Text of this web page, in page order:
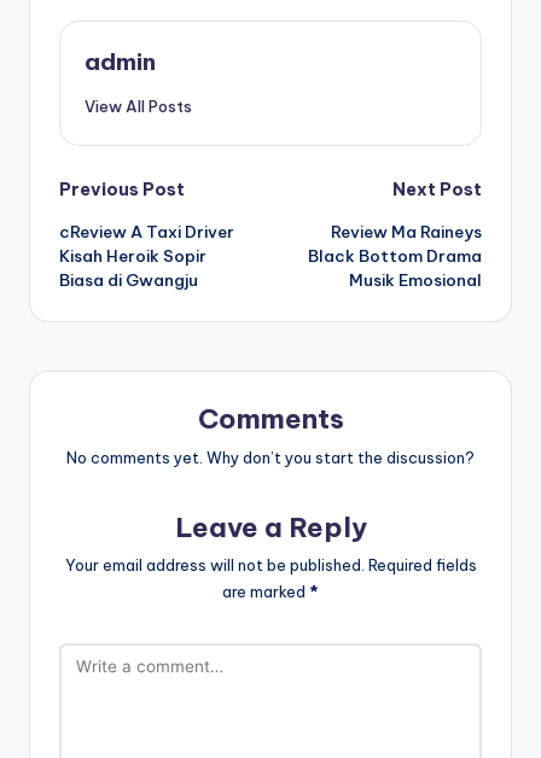
admin
View All Posts
Post
navigation
Previous Post
cReview A Taxi Driver
Kisah Heroik Sopir
Biasa di Gwangju
Next Post
Review Ma Raineys
Black Bottom Drama
Musik Emosional
Comments
No comments yet. Why don’t you start the discussion?
Leave a Reply
Your email address will not be published. Required fields
are marked *